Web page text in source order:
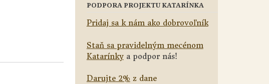
PODPORA PROJEKTU KATARÍNKA
Pridaj sa k nám ako dobrovoľník
Staň sa pravidelným mecénom
Katarínkya podpor nás!
Darujte 2% z dane